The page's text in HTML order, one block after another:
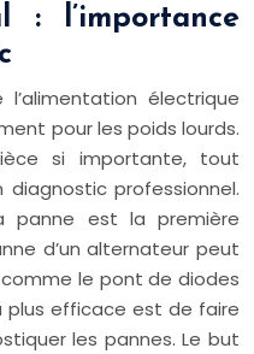
: l’importance
électrique
pour les poids lourds.
si importante, tout
professionnel.
panne est la première
d’un alternateur peut
le pont de diodes
plus efficace est de faire
les pannes. Le but